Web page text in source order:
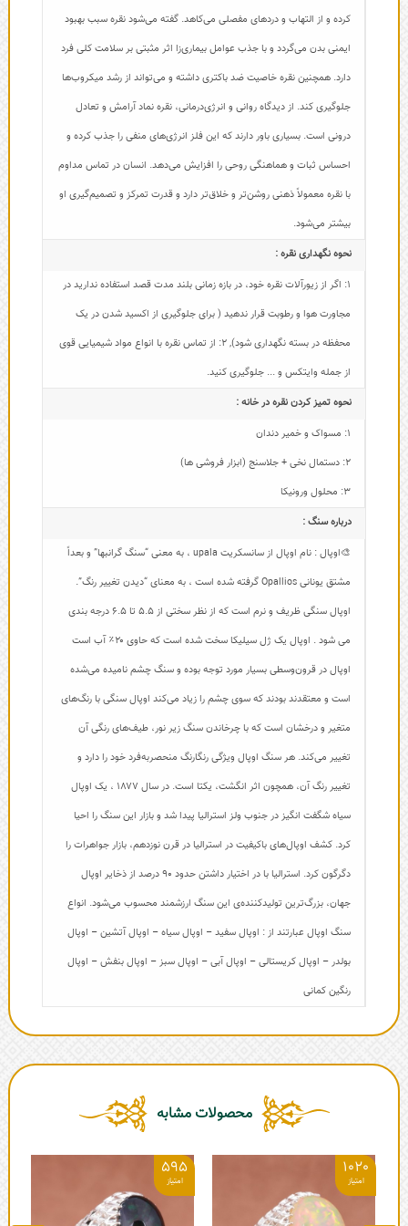
کرده و از التهاب و دردهای مفصلی می‌کاهد. گفته می‌شود نقره سبب بهبود
ایمنی بدن می‌گردد و با جذب عوامل بیماری‌زا اثر مثبتی بر سلامت کلی فرد
دارد. همچنین نقره خاصیت ضد باکتری داشته و می‌تواند از رشد میکروب‌ها
جلوگیری کند. از دیدگاه روانی و انرژی‌درمانی، نقره نماد آرامش و تعادل
درونی است. بسیاری باور دارند که این فلز انرژی‌های منفی را جذب کرده و
احساس ثبات و هماهنگی روحی را افزایش می‌دهد. انسان در تماس مداوم
با نقره معمولاً ذهنی روشن‌تر و خلاق‌تر دارد و قدرت تمرکز و تصمیم‌گیری او
بیشتر می‌شود.
نحوه نگهداری نقره :
1: اگر از زیورآلات نقره خود، در بازه زمانی بلند مدت قصد استفاده ندارید در
مجاورت هوا و رطوبت قرار ندهید ( برای جلوگیری از اکسید شدن در یک
محفظه در بسته نگهداری شود), 2: از تماس نقره با انواع مواد شیمیایی قوی
از جمله وایتکس و ... جلوگیری کنید.
نحوه تمیز کردن نقره در خانه :
1: مسواک و خمیر دندان
2: دستمال نخی + جلاسنج (ابزار فروشی ها)
3: محلول ورونیکا
درباره سنگ :
🎨اوپال : نام اوپال از سانسکریت upala ، به معنی “سنگ گرانبها” و بعداً
مشتق یونانی Opallios گرفته شده است ، به معنای “دیدن تغییر رنگ”.
اوپال سنگی ظریف و نرم است که از نظر سختی از ۵.۵ تا ۶.۵ درجه بندی
می شود . اوپال یک ژل سیلیکا سخت شده است که حاوی ۲۰٪ آب است
اوپال در قرون‌وسطی بسیار مورد توجه بوده و سنگ چشم نامیده می‌شده
است و معتقدند بودند که سوی چشم را زیاد می‌کند اوپال سنگی با رنگ‌های
متغیر و درخشان است که با چرخاندن سنگ زیر نور، طیف‌های رنگی آن‌
تغییر می‌کند. هر سنگ اوپال ویژگی رنگارنگ منحصربه‌فرد خود را دارد و
تغییر رنگ آن، همچون اثر انگشت، یکتا است. در سال ۱۸۷۷ ، یک اوپال
سیاه شگفت انگیز در جنوب ولز استرالیا پیدا شد و بازار این سنگ را احیا
کرد. کشف اوپال‌های باکیفیت در استرالیا در قرن نوزدهم، بازار جواهرات را
دگرگون کرد. استرالیا با در اختیار داشتن حدود ۹۰ درصد از ذخایر اوپال
جهان، بزرگ‌ترین تولیدکننده‌ی این سنگ ارزشمند محسوب می‌شود. انواع
سنگ اوپال عبارتند از : اوپال سفید – اوپال سیاه – اوپال آتشین – اوپال
بولدر – اوپال کریستالی – اوپال آبی – اوپال سبز – اوپال بنفش – اوپال
رنگین کمانی
محصولات مشابه
1020
595